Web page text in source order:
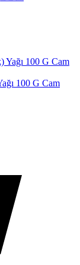
100 G Cam